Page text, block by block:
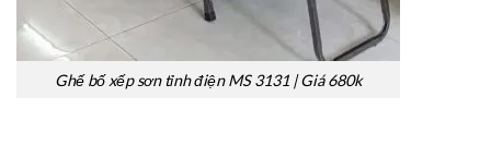
Ghế bố xếp sơn tỉnh điện MS 3131 | Giá 680k